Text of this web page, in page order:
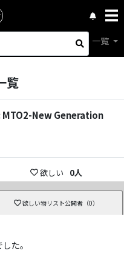
一覧
覧
New Generation
欲しい 0人
欲しい物リスト公開者（0）
た。